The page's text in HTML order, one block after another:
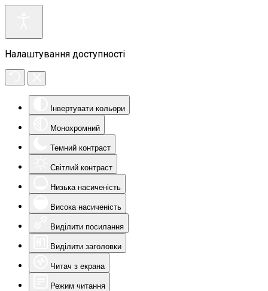
Налаштування доступності
Інвертувати кольори
Монохромний
Темний контраст
Світлий контраст
Низька насиченість
Висока насиченість
Виділити посилання
Виділити заголовки
Читач з екрана
Режим читання